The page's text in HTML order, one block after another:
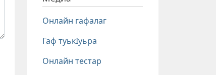
Онлайн гафалаг
Гаф туькIуьра
Онлайн тестар